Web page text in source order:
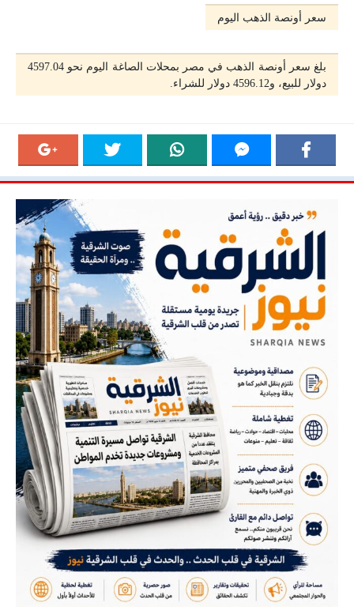
سعر أونصة الذهب اليوم
بلغ سعر أونصة الذهب في مصر بمحلات الصاغة اليوم نحو 4597.04
دولار للبيع، و4596.12 دولار للشراء.